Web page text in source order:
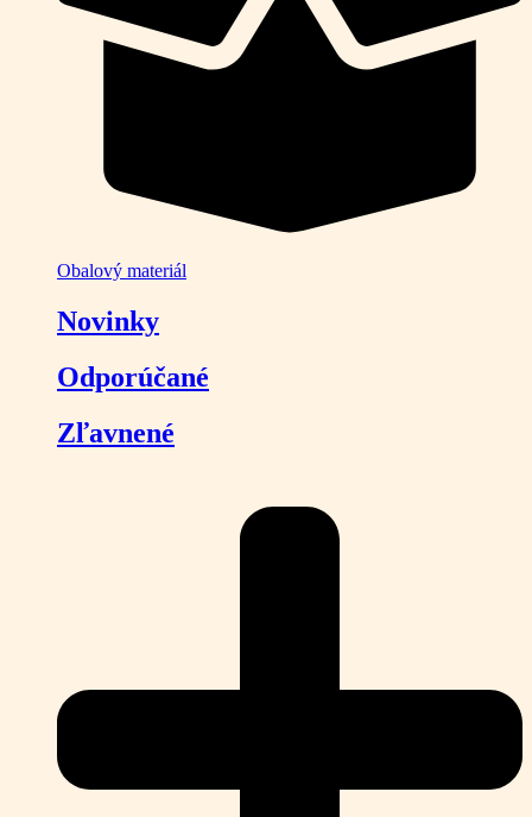
Obalový materiál
Novinky
Odporúčané
Zľavnené